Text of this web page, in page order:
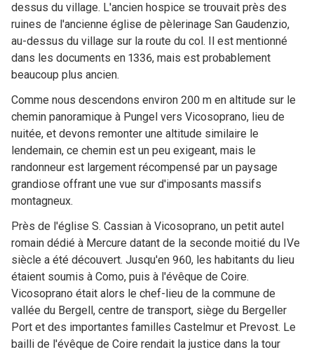
dessus du village. L'ancien hospice se trouvait près des
ruines de l'ancienne église de pèlerinage San Gaudenzio,
au-dessus du village sur la route du col. Il est mentionné
dans les documents en 1336, mais est probablement
beaucoup plus ancien.
Comme nous descendons environ 200 m en altitude sur le
chemin panoramique à Pungel vers Vicosoprano, lieu de
nuitée, et devons remonter une altitude similaire le
lendemain, ce chemin est un peu exigeant, mais le
randonneur est largement récompensé par un paysage
grandiose offrant une vue sur d'imposants massifs
montagneux.
Près de l'église S. Cassian à Vicosoprano, un petit autel
romain dédié à Mercure datant de la seconde moitié du IVe
siècle a été découvert. Jusqu'en 960, les habitants du lieu
étaient soumis à Como, puis à l'évêque de Coire.
Vicosoprano était alors le chef-lieu de la commune de
vallée du Bergell, centre de transport, siège du Bergeller
Port et des importantes familles Castelmur et Prevost. Le
bailli de l'évêque de Coire rendait la justice dans la tour